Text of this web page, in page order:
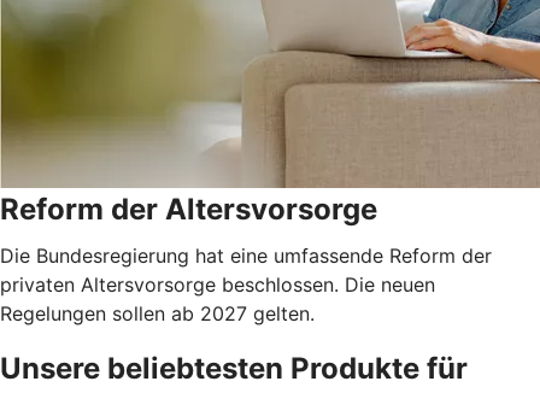
Reform der Altersvorsorge
Die Bundesregierung hat eine umfassende Reform der
privaten Altersvorsorge beschlossen. Die neuen
Regelungen sollen ab 2027 gelten.
Unsere beliebtesten Produkte für